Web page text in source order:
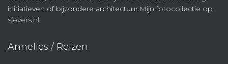
initiatieven of bijzondere architectuur.Mijn fotocollectie op
sievers.nl
Annelies / Reizen